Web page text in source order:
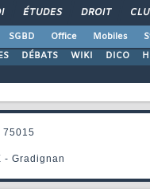
ÉTUDES DROIT
SGBD Office Mobiles
DÉBATS WIKI DICO